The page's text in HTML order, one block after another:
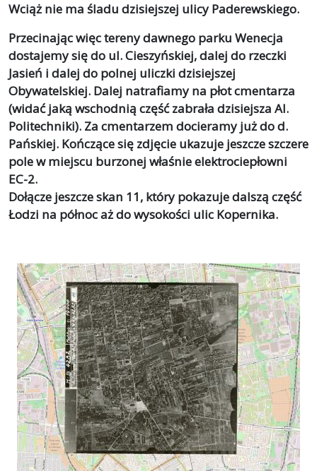
Wciąż nie ma śladu dzisiejszej ulicy Paderewskiego.
Przecinając więc tereny dawnego parku Wenecja
dostajemy się do ul. Cieszyńskiej, dalej do rzeczki
Jasień i dalej do polnej uliczki dzisiejszej
Obywatelskiej. Dalej natrafiamy na płot cmentarza
(widać jaką wschodnią część zabrała dzisiejsza Al.
Politechniki). Za cmentarzem docieramy już do d.
Pańskiej. Kończące się zdjęcie ukazuje jeszcze szczere
pole w miejscu burzonej właśnie elektrociepłowni
EC-2.
Dołącze jeszcze skan 11, który pokazuje dalszą część
Łodzi na północ aż do wysokości ulic Kopernika.